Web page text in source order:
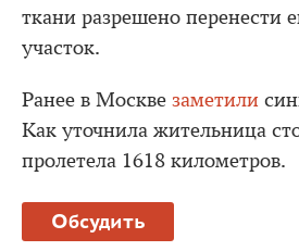
ткани разрешено перенести
участок.
Ранее в Москве заметили
Как уточнила жительница
пролетела 1618 километров.
Обсудить